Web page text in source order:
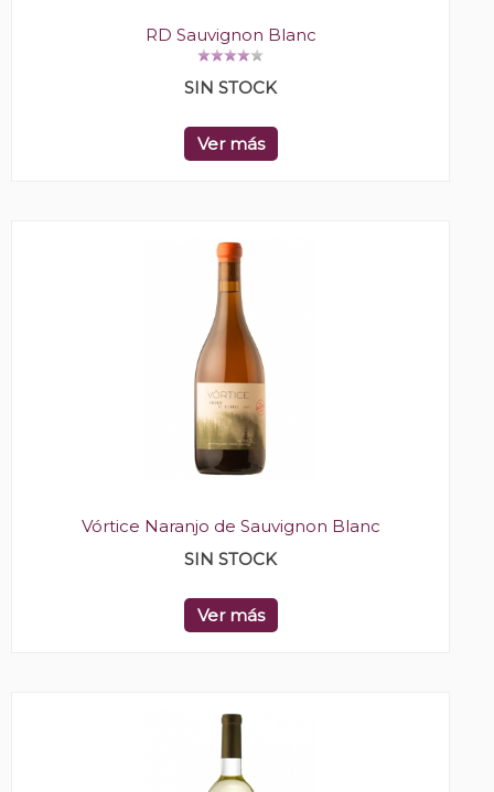
RD Sauvignon Blanc
SIN STOCK
Ver más
Vórtice Naranjo de Sauvignon Blanc
SIN STOCK
Ver más